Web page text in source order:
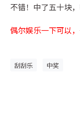
不错！中了五十块
偶尔娱乐一下可以，
刮刮乐 中奖